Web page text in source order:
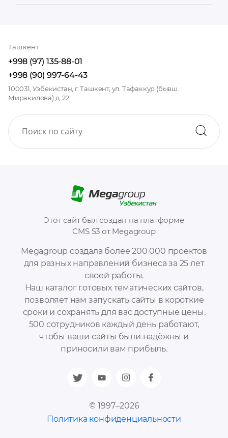
Megagroup создала более 200 000 проектов
для разных направлений бизнеса за 25 лет
своей работы.
Наш каталог готовых тематических сайтов,
позволяет нам запускать сайты в короткие
сроки и сохранять для вас доступные цены.
500 сотрудников каждый день работают,
чтобы ваши сайты были надёжны и
приносили вам прибыль.
© 1997–2026
Политика конфиденциальности
Этот сайт был создан на платформе
CMS S3 от Megagroup
Ташкент
+998 (97) 135-88-01
+998 (90) 997-64-43
100031, Узбекистан, г. Ташкент, ул. Тафаккур (бывш.
Миракилова) д. 22